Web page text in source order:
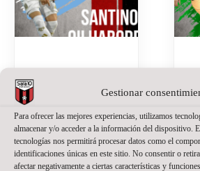
Gestionar
Para ofrecer las mejores experiencias, utilizamos
almacenar y/o acceder a la información del dispositivo.
tecnologías nos permitirá procesar datos como el
identificaciones únicas en este sitio. No consentir o
afectar negativamente a ciertas características y funciones.
SANTINO
OILHABORDA,
UNA APUESTA
DE PRESENTE
Y FUTURO
PARA EL